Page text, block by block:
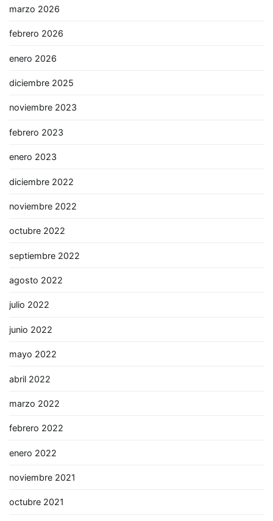
marzo 2026
febrero 2026
enero 2026
diciembre 2025
noviembre 2023
febrero 2023
enero 2023
diciembre 2022
noviembre 2022
octubre 2022
septiembre 2022
agosto 2022
julio 2022
junio 2022
mayo 2022
abril 2022
marzo 2022
febrero 2022
enero 2022
noviembre 2021
octubre 2021